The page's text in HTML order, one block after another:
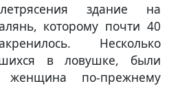
здание на
которому почти 40
Несколько
в ловушке, были
по-прежнему